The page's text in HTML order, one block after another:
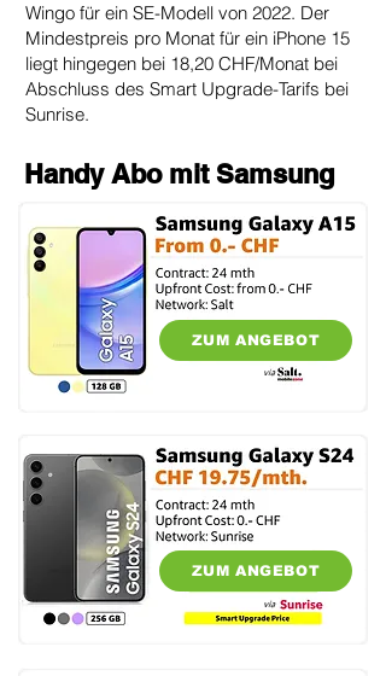
Wingo für ein SE-Modell von 2022. Der
Mindestpreis pro Monat für ein iPhone 15
liegt hingegen bei 18,20 CHF/Monat bei
Abschluss des Smart Upgrade-Tarifs bei
Sunrise.
Handy Abo mit Samsung
ZUM ANGEBOT
ZUM ANGEBOT